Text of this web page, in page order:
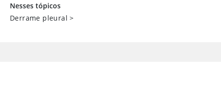
Nesses tópicos
Derrame pleural >